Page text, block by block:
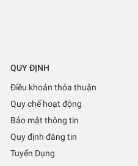
QUY ĐỊNH
Điều khoản thỏa thuận
Quy chế hoạt động
Bảo mật thông tin
Quy định đăng tin
Tuyển Dụng